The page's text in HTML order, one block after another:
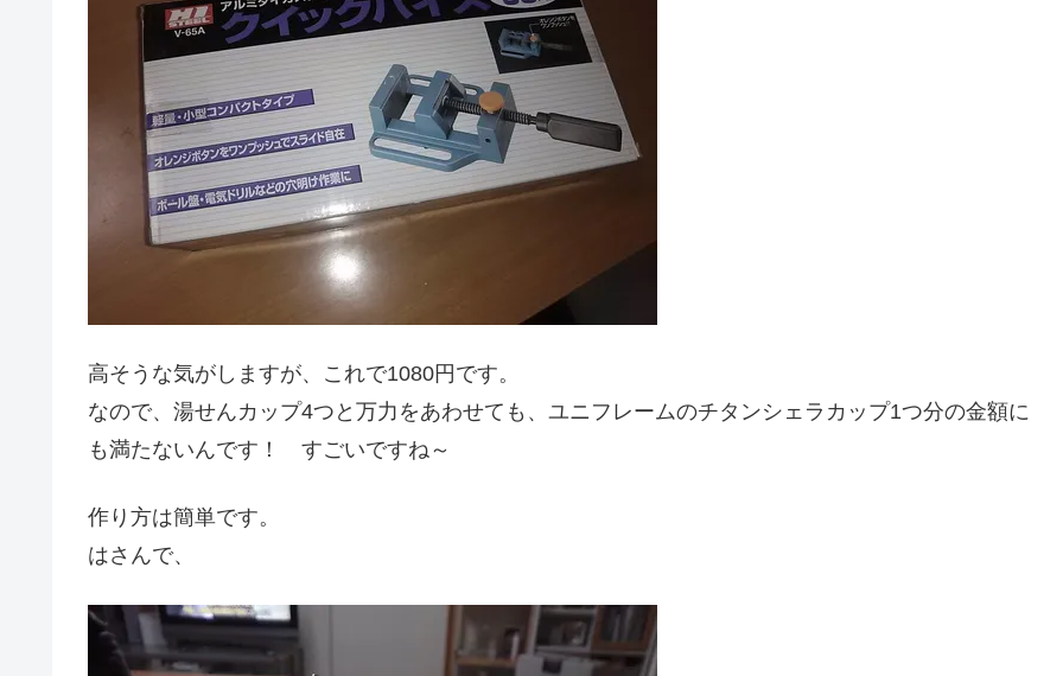
高そうな気がしますが、これで1080円です。
なので、湯せんカップ4つと万力をあわせても、ユニフレームのチタンシェラカップ1つ分の金額に
も満たないんです！ すごいですね～
作り方は簡単です。
はさんで、